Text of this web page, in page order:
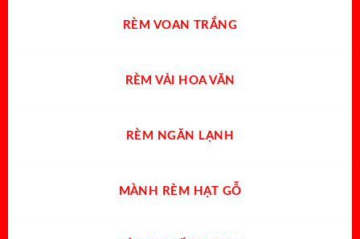
RÈM VOAN TRẮNG
RÈM VẢI HOA VĂN
RÈM NGĂN LẠNH
MÀNH RÈM HẠT GỖ